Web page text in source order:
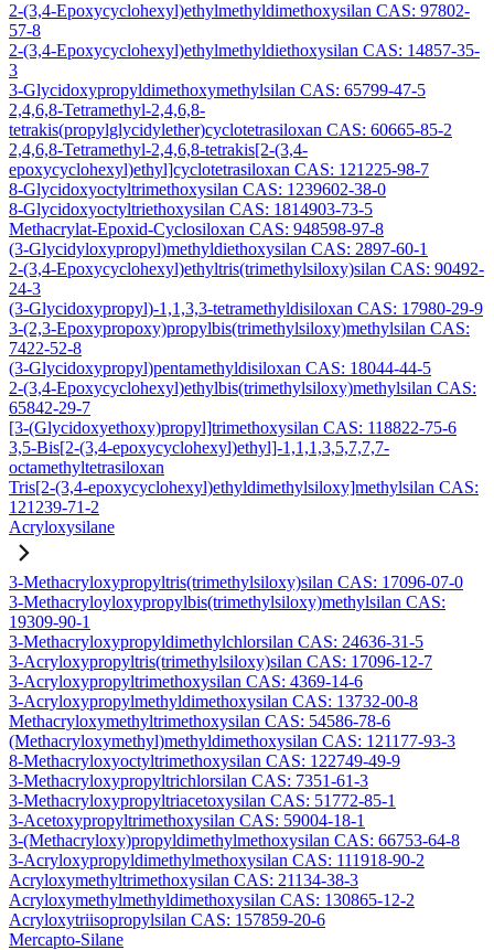
2-(3,4-Epoxycyclohexyl)ethylmethyldimethoxysilan CAS: 97802-
57-8
2-(3,4-Epoxycyclohexyl)ethylmethyldiethoxysilan CAS: 14857-35-
3
3-Glycidoxypropyldimethoxymethylsilan CAS: 65799-47-5
2,4,6,8-Tetramethyl-2,4,6,8-
tetrakis(propylglycidylether)cyclotetrasiloxan CAS: 60665-85-2
2,4,6,8-Tetramethyl-2,4,6,8-tetrakis[2-(3,4-
epoxycyclohexyl)ethyl]cyclotetrasiloxan CAS: 121225-98-7
8-Glycidoxyoctyltrimethoxysilan CAS: 1239602-38-0
8-Glycidoxyoctyltriethoxysilan CAS: 1814903-73-5
Methacrylat-Epoxid-Cyclosiloxan CAS: 948598-97-8
(3-Glycidyloxypropyl)methyldiethoxysilan CAS: 2897-60-1
2-(3,4-Epoxycyclohexyl)ethyltris(trimethylsiloxy)silan CAS: 90492-
24-3
(3-Glycidoxypropyl)-1,1,3,3-tetramethyldisiloxan CAS: 17980-29-9
3-(2,3-Epoxypropoxy)propylbis(trimethylsiloxy)methylsilan CAS:
7422-52-8
(3-Glycidoxypropyl)pentamethyldisiloxan CAS: 18044-44-5
2-(3,4-Epoxycyclohexyl)ethylbis(trimethylsiloxy)methylsilan CAS:
65842-29-7
[3-(Glycidoxyethoxy)propyl]trimethoxysilan CAS: 118822-75-6
3,5-Bis[2-(3,4-epoxycyclohexyl)ethyl]-1,1,1,3,5,7,7,7-
octamethyltetrasiloxan
Tris[2-(3,4-epoxycyclohexyl)ethyldimethylsiloxy]methylsilan CAS:
121239-71-2
Acryloxysilane
3-Methacryloxypropyltris(trimethylsiloxy)silan CAS: 17096-07-0
3-Methacryloyloxypropylbis(trimethylsiloxy)methylsilan CAS:
19309-90-1
3-Methacryloxypropyldimethylchlorsilan CAS: 24636-31-5
3-Acryloxypropyltris(trimethylsiloxy)silan CAS: 17096-12-7
3-Acryloxypropyltrimethoxysilan CAS: 4369-14-6
3-Acryloxypropylmethyldimethoxysilan CAS: 13732-00-8
Methacryloxymethyltrimethoxysilan CAS: 54586-78-6
(Methacryloxymethyl)methyldimethoxysilan CAS: 121177-93-3
8-Methacryloxyoctyltrimethoxysilan CAS: 122749-49-9
3-Methacryloxypropyltrichlorsilan CAS: 7351-61-3
3-Methacryloxypropyltriacetoxysilan CAS: 51772-85-1
3-Acetoxypropyltrimethoxysilan CAS: 59004-18-1
3-(Methacryloxy)propyldimethylmethoxysilan CAS: 66753-64-8
3-Acryloxypropyldimethylmethoxysilan CAS: 111918-90-2
Acryloxymethyltrimethoxysilan CAS: 21134-38-3
Acryloxymethylmethyldimethoxysilan CAS: 130865-12-2
Acryloxytriisopropylsilan CAS: 157859-20-6
Mercapto-Silane